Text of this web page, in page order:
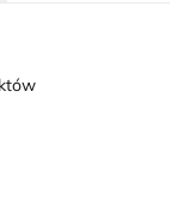
Athletic